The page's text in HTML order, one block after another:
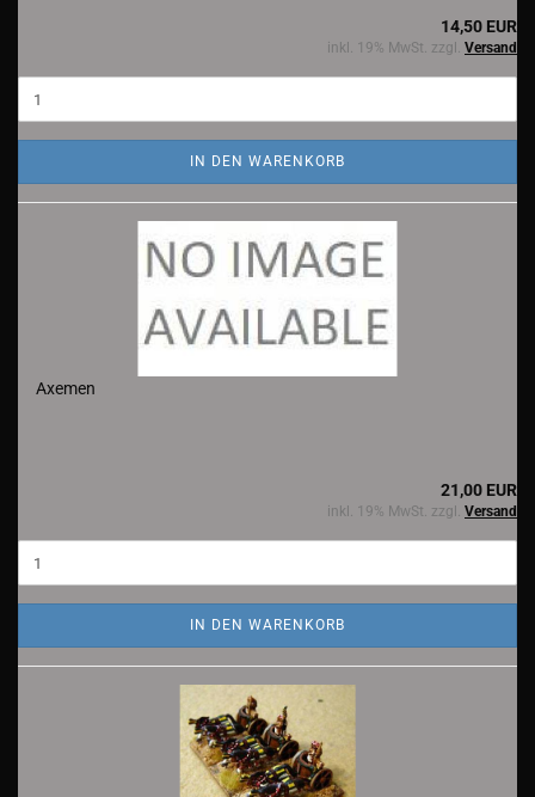
14,50 EUR
inkl. 19% MwSt. zzgl. Versand
IN DEN WARENKORB
Axemen
21,00 EUR
inkl. 19% MwSt. zzgl. Versand
IN DEN WARENKORB